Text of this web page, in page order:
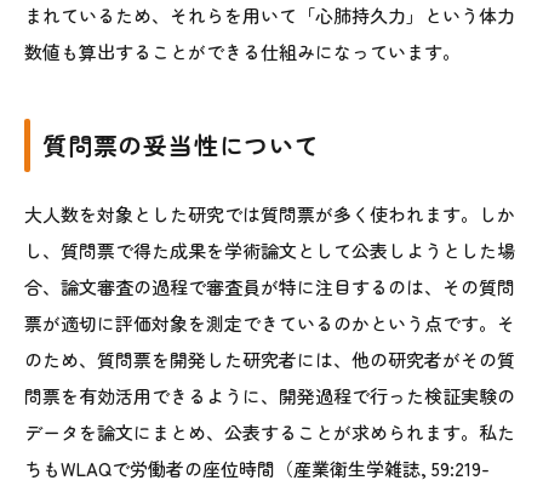
まれているため、それらを用いて「心肺持久力」という体力
数値も算出することができる仕組みになっています。
質問票の妥当性について
大人数を対象とした研究では質問票が多く使われます。しか
し、質問票で得た成果を学術論文として公表しようとした場
合、論文審査の過程で審査員が特に注目するのは、その質問
票が適切に評価対象を測定できているのかという点です。そ
のため、質問票を開発した研究者には、他の研究者がその質
問票を有効活用できるように、開発過程で行った検証実験の
データを論文にまとめ、公表することが求められます。私た
ちもWLAQで労働者の座位時間（産業衛生学雑誌, 59:219-